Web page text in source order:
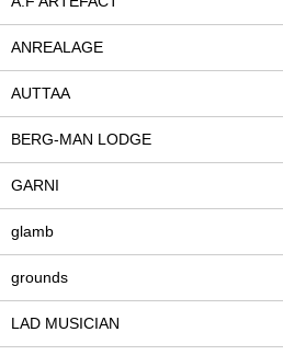
ANREALAGE
AUTTAA
BERG-MAN LODGE
GARNI
glamb
grounds
LAD MUSICIAN